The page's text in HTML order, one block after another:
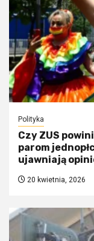
Polityka
Czy ZUS
parom
ujawniają
20 kwietnia, 2026